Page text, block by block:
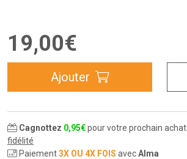
19,00€
Ajouter
Cagnottez 0,95€pour votre prochain achat
fidélité
Paiement3X OU 4X FOIS avecAlma